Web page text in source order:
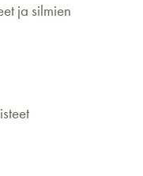
ja silmien